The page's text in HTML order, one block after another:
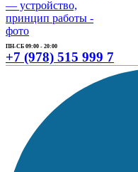
ПН-СБ 09:00 - 20:00
+7 (978) 515 999 7